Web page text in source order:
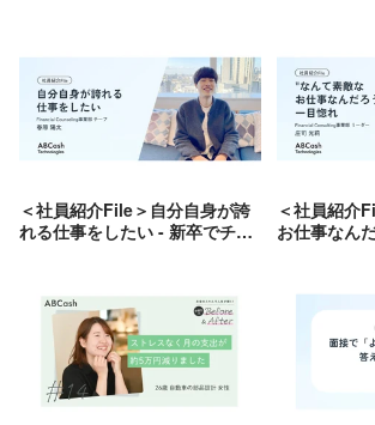
＜社員紹介File＞自分自身が誇
れる仕事をしたい - 新卒でチー
＜社員紹介
お仕事なん